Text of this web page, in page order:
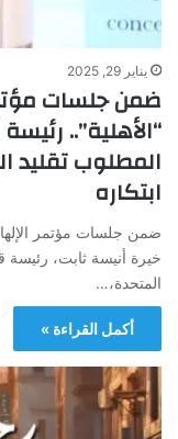
يناير 29, 2025
ضمن جلسات
“الأهلية”..
المطلوب تقليد
ابتكاره
ضمن جلسات مؤتمر
خيرة أنيسة ثابت، رئيسة
المتحدة،…
أكمل القراءة »